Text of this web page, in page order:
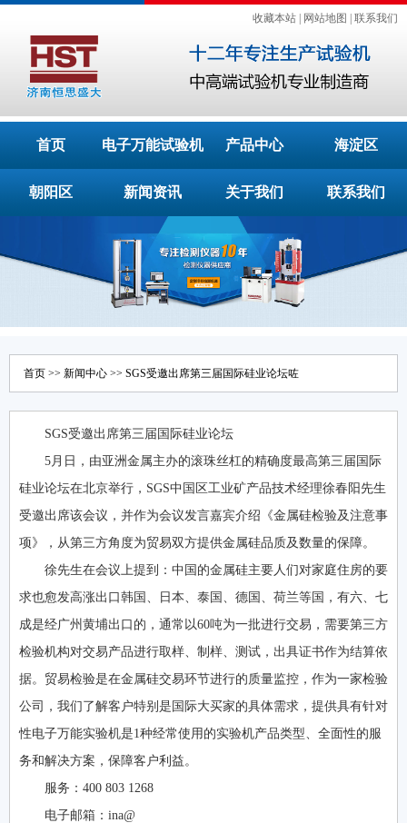
收藏本站 网站地图 联系我们
首页 电子万能试验机 产品中心 海淀区
朝阳区 新闻资讯 关于我们 联系我们
首页 >> 新闻中心 >> SGS受邀出席第三届国际硅业论坛咗
SGS受邀出席第三届国际硅业论坛
5月日，由亚洲金属主办的滚珠丝杠的精确度最高第三届国际
硅业论坛在北京举行，SGS中国区工业矿产品技术经理徐春阳先生
受邀出席该会议，并作为会议发言嘉宾介绍《金属硅检验及注意事
项》，从第三方角度为贸易双方提供金属硅品质及数量的保障。
徐先生在会议上提到：中国的金属硅主要人们对家庭住房的要
求也愈发高涨出口韩国、日本、泰国、德国、荷兰等国，有六、七
成是经广州黄埔出口的，通常以60吨为一批进行交易，需要第三方
检验机构对交易产品进行取样、制样、测试，出具证书作为结算依
据。贸易检验是在金属硅交易环节进行的质量监控，作为一家检验
公司，我们了解客户特别是国际大买家的具体需求，提供具有针对
性电子万能实验机是1种经常使用的实验机产品类型、全面性的服
务和解决方案，保障客户利益。
服务：400 803 1268
电子邮箱：ina@